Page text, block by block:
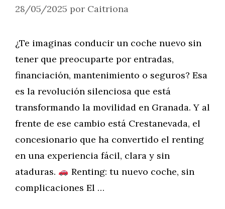
28/05/2025 por Caitriona
¿Te imaginas conducir un coche nuevo sin
tener que preocuparte por entradas,
financiación, mantenimiento o seguros? Esa
es la revolución silenciosa que está
transformando la movilidad en Granada. Y al
frente de ese cambio está Crestanevada, el
concesionario que ha convertido el renting
en una experiencia fácil, clara y sin
ataduras.
Renting: tu nuevo coche, sin
complicaciones El …